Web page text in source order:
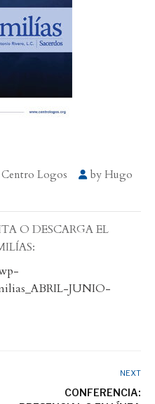
Centro Logos by Hugo
O DESCARGA EL
JUNIO-
NEXT
CONFERENCIA: